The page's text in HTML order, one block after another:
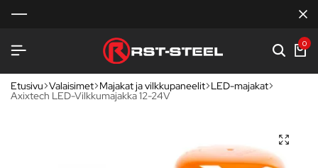
0
Etusivu Valaisimet Majakat ja vilkkupaneelit LED-majakat
Axixtech LED-Vilkkumajakka 12-24V